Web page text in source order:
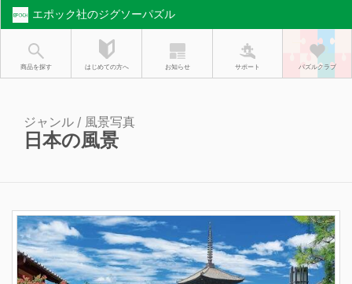
エポック社のジグソーパズル
商品を探す はじめての方へ お知らせ サポート パズルクラブ
ジャンル / 風景写真
日本の風景